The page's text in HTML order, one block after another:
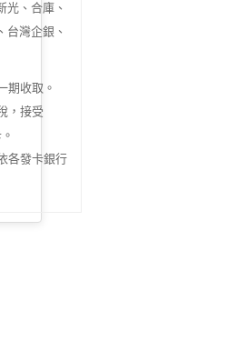
光、合庫、
台灣企銀、
期收取。
，接受
各發卡銀行